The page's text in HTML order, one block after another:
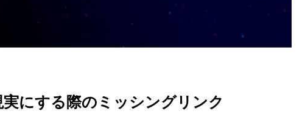
にする際のミッシングリンク